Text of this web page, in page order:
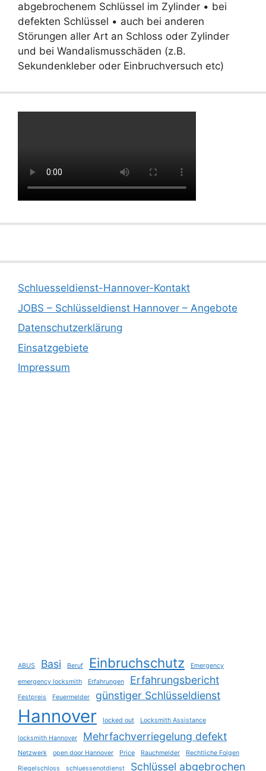
abgebrochenem Schlüssel im Zylinder • bei
defekten Schlüssel • auch bei anderen
Störungen aller Art an Schloss oder Zylinder
und bei Wandalismusschäden (z.B.
Sekundenkleber oder Einbruchversuch etc)
Schluesseldienst-Hannover-Kontakt
JOBS – Schlüsseldienst Hannover – Angebote
Datenschutzerklärung
Einsatzgebiete
Impressum
ABUS Basi Beruf Einbruchschutz Emergency
emergency locksmith Erfahrungen Erfahrungsbericht
Festpreis Feuermelder günstiger Schlüsseldienst
Hannover locked out Locksmith Assistance
locksmith Hannover Mehrfachverriegelung defekt
Netzwerk open door Hannover Price Rauchmelder
Rechtliche Folgen
Riegelschloss
schluessenotdienst
Schlüssel abgebrochen